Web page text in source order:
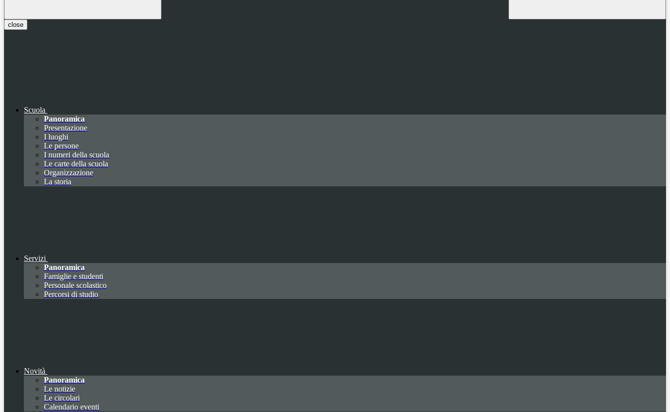
close
Scuola
Panoramica
Presentazione
I luoghi
Le persone
I numeri della scuola
Le carte della scuola
Organizzazione
La storia
Servizi
Panoramica
Famiglie e studenti
Personale scolastico
Percorsi di studio
Novità
Panoramica
Le notizie
Le circolari
Calendario eventi